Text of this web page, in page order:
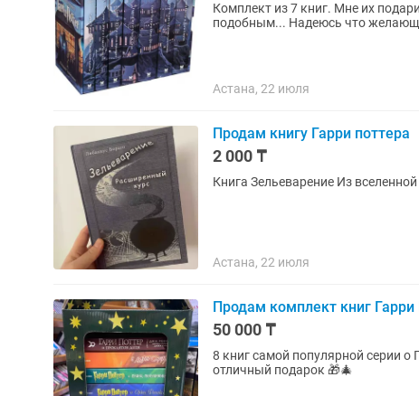
Комплект из 7 книг. Мне их
подобным... Надеюсь что
Астана, 22 июля
Продам книгу Гарри поттера
2 000 ₸
Книга Зельеварение Из
Астана, 22 июля
Продам комплект книг Гарри
50 000 ₸
8 книг самой популярной серии
отличный подарок 🎁🎄